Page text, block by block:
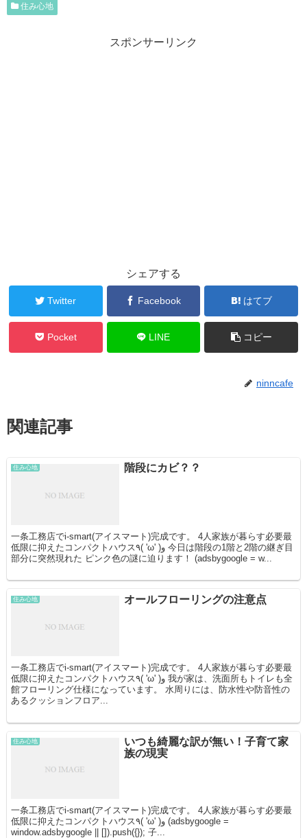
住み心地
スポンサーリンク
シェアする
Twitter Facebook はてブ
Pocket LINE コピー
ninncafe
関連記事
住み心地 階段にカビ？？
一条工務店でi-smart(アイスマート)完成です。 4人家族が暮らす必要最
低限に抑えたコンパクトハウス٩( 'ω' )و 今日は階段の1階と2階の継ぎ目
部分に突然現れた ピンク色の謎に迫ります！ (adsbygoogle = w...
住み心地 オールフローリングの注意点
一条工務店でi-smart(アイスマート)完成です。 4人家族が暮らす必要最
低限に抑えたコンパクトハウス٩( 'ω' )و 我が家は、洗面所もトイレも全
館フローリング仕様になっています。 水周りには、防水性や防音性の
あるクッションフロア...
住み心地
いつも綺麗な訳が無い！子育て家
族の現実
一条工務店でi-smart(アイスマート)完成です。 4人家族が暮らす必要最
低限に抑えたコンパクトハウス٩( 'ω' )و (adsbygoogle =
window.adsbygoogle || []).push({}); 子...